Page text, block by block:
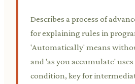
Describes a process of
for explaining rules in
'Automatically' means
and 'as you accumulate' uses
condition, key for